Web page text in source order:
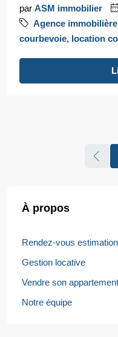
par ASM immobilier
Agence
courbevoie, location
À propos
Rendez-vous estimation
Gestion locative
Vendre son appartement
Notre équipe